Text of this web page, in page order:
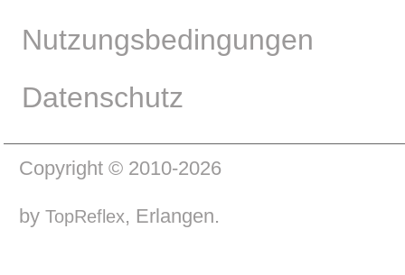
Nutzungsbedingungen
Datenschutz
Copyright © 2010-2026
by TopReflex, Erlangen.